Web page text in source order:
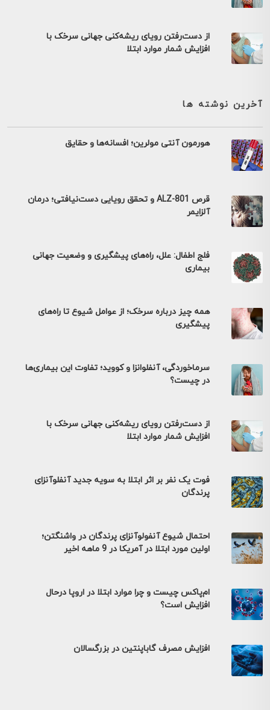
از دست‌رفتن رویای ریشه‌کنی جهانی سرخک با
افزایش شمار موارد ابتلا
آخرین نوشته ها
هورمون آنتی مولرین؛ افسانه‌ها و حقایق
قرص ALZ-801 و تحقق رویایی دست‌نیافتی؛ درمان
آلزایمر
فلج اطفال: علل، راه‌های پیشگیری و وضعیت جهانی
بیماری
همه چیز درباره سرخک؛ از عوامل شیوع تا راه‌های
پیشگیری
سرماخوردگی، آنفلوانزا و کووید؛ تفاوت این بیماری‌ها
در چیست؟
از دست‌رفتن رویای ریشه‌کنی جهانی سرخک با
افزایش شمار موارد ابتلا
فوت یک نفر بر اثر ابتلا به سویه جدید آنفلوآنزای
پرندگان
احتمال شیوع آنفولوآنزای پرندگان در واشنگتن؛
اولین مورد ابتلا در آمریکا در 9 ماهه اخیر
ام‌پاکس چیست و چرا موارد ابتلا در اروپا درحال
افزایش است؟
افزایش مصرف گاباپنتین در بزرگسالان